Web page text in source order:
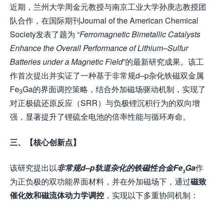
近期，兰州大学周金元教授与南京工业大学孙庚志教授团
队合作，在国际期刊Journal of the American Chemical
Society发表了题为 “Ferromagnetic Bimetallic Catalysts
Enhance the Overall Performance of Lithium–Sulfur
Batteries under a Magnetic Field”的最新研究成果。该工
作首次提出并实证了一种基于非常规d–p杂化铁磁双金属
Fe3Ga的界面调控策略，结合外加磁场驱动机制，实现了
对正极硫还原反应（SRR）与负极锂沉积行为的双向增
强，显著提升了锂硫全电池的倍率性能与循环寿命。
三、【核心创新点】
该研究提出以非常规d–p轨道杂化的铁磁性合金Fe3Ga作
为正负极的双功能界面材料，并在外加磁场下，通过磁致
催化效和磁流体动力学调控 ，实现以下多重协同机制：